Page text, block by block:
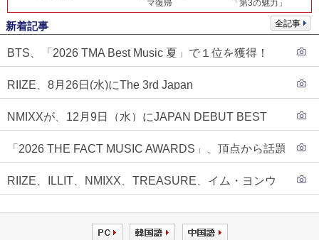
マ復帰
「第3の魅力」
全記事
新着記事
BTS、「2026 TMA Best Music 夏」で１位を獲得！
RIIZE、8月26日(水)にThe 3rd Japan
NMIXXが、12月9日（水）にJAPAN DEBUT BEST
もスタート！！
「2026 THE FACT MUSIC AWARDS」、頂点から話題
RIIZE、ILLIT、NMIXX、TREASURE、イム・ヨンウ
インナップに合流！